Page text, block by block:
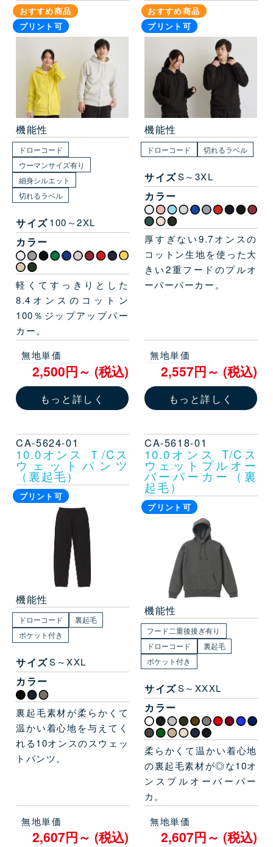
おすすめ商品
プリント可
機能性
ドローコード
ウーマンサイズ有り
細身シルエット
切れるラベル
サイズ100～2XL
カラー
軽くてすっきりとした
8.4オンスのコットン
100％ジップアップパー
カー。
無地単価
2,500円～ (税込)
もっと詳しく
おすすめ商品
プリント可
機能性
ドローコード 切れるラベル
サイズS～3XL
カラー
厚すぎない9.7オンスの
コットン生地を使った大
きい2重フードのプルオ
ーバーパーカー。
無地単価
2,557円～ (税込)
もっと詳しく
CA-5624-01
10.0オンス Ｔ/Cス
ウェットパンツ
（裏起毛）
プリント可
機能性
ドローコード
裏起毛
ポケット付き
サイズS～XXL
カラー
裏起毛素材が柔らかくて
温かい着心地を与えてく
れる10オンスのスウェッ
トパンツ。
無地単価
2,607円～ (税込)
CA-5618-01
10.0オンス T/Cス
ウェットプルオー
バーパーカー（裏
起毛）
プリント可
機能性
フード二重後接ぎ有り
ドローコード
裏起毛
ポケット付き
サイズS～XXXL
カラー
柔らかくて温かい着心地
の裏起毛素材が◎な10オ
ンスプルオーバーパー
カ。
無地単価
2,607円～ (税込)